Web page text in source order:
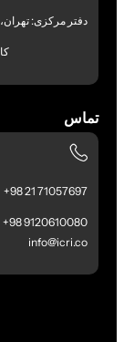
دفتر مرکزی: تهران،
تماس
71057697 21 98+
9120610080 98+
info@icri.co